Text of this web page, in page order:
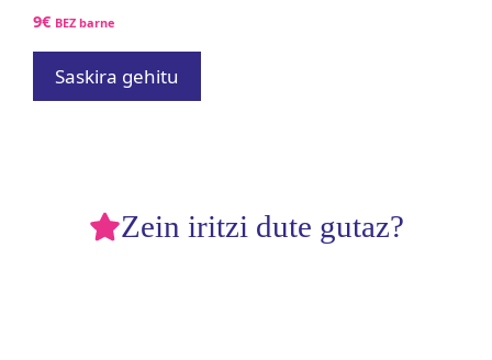
9€ BEZ barne
Saskira gehitu
Zein iritzi dute gutaz?